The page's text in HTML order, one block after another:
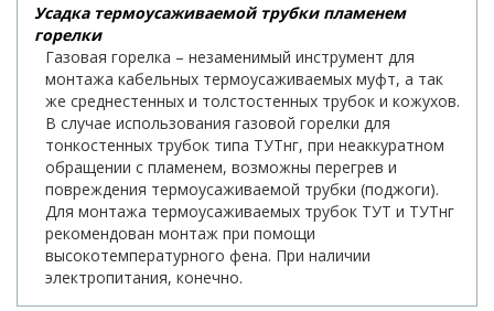
Усадка термоусаживаемой трубки пламенем
горелки
Газовая горелка – незаменимый инструмент для
монтажа кабельных термоусаживаемых муфт, а так
же среднестенных и толстостенных трубок и кожухов.
В случае использования газовой горелки для
тонкостенных трубок типа ТУТнг, при неаккуратном
обращении с пламенем, возможны перегрев и
повреждения термоусаживаемой трубки (поджоги).
Для монтажа термоусаживаемых трубок ТУТ и ТУТнг
рекомендован монтаж при помощи
высокотемпературного фена. При наличии
электропитания, конечно.